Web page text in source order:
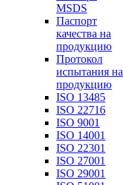
МSDS
Паспорт
качества на
продукцию
Протокол
испытания на
продукцию
ISO 13485
ISO 22716
ISO 9001
ISO 14001
ISO 22301
ISO 27001
ISO 29001